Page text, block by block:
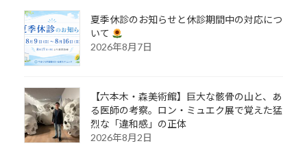
夏季休診のお知らせと休診期間中の対応につ
いて
2026年8月7日
【六本木・森美術館】巨大な骸骨の山と、あ
る医師の考察。ロン・ミュエク展で覚えた猛
烈な「違和感」の正体
2026年8月2日